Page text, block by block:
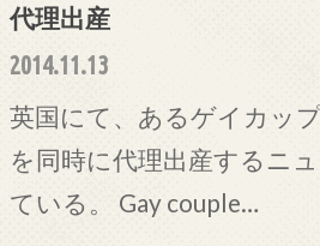
代理出産
2014.11.13
英国にて、あるゲイカッ
を同時に代理出産するニ
ている。 Gay couple…